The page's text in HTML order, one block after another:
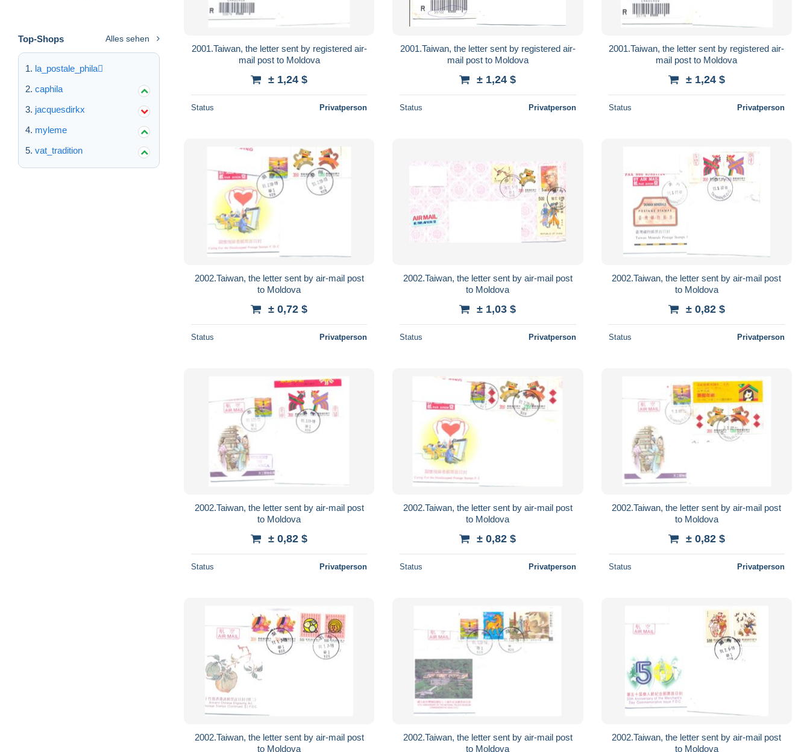
Top-Shops Alles sehen
la_postale_phila
caphila
jacquesdirkx
myleme
vat_tradition
2001.Taiwan, the letter sent by registered air-
mail post to Moldova
± 1,24 $
Status Privatperson
2001.Taiwan, the letter sent by registered air-
mail post to Moldova
± 1,24 $
Status Privatperson
2001.Taiwan, the letter sent by registered air-
mail post to Moldova
± 1,24 $
Status Privatperson
2002.Taiwan, the letter sent by air-mail post
to Moldova
± 0,72 $
Status Privatperson
2002.Taiwan, the letter sent by air-mail post
to Moldova
± 1,03 $
Status Privatperson
2002.Taiwan, the letter sent by air-mail post
to Moldova
± 0,82 $
Status Privatperson
2002.Taiwan, the letter sent by air-mail post
to Moldova
± 0,82 $
Status Privatperson
2002.Taiwan, the letter sent by air-mail post
to Moldova
± 0,82 $
Status Privatperson
2002.Taiwan, the letter sent by air-mail post
to Moldova
± 0,82 $
Status Privatperson
2002.Taiwan, the letter sent by air-mail post
to Moldova
2002.Taiwan, the letter sent by air-mail post
to Moldova
2002.Taiwan, the letter sent by air-mail post
to Moldova